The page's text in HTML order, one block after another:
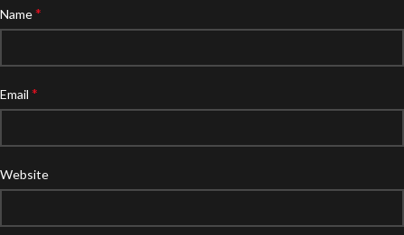
Name*
Email *
Website